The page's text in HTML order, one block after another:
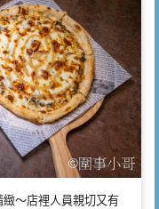
～店裡人員親切又有